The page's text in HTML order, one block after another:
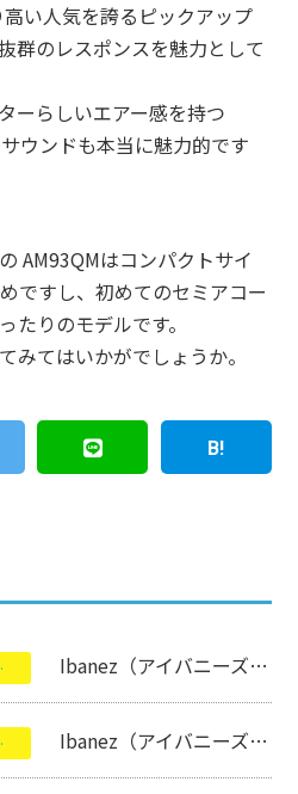
い人気を誇るピックアップ
群のレスポンスを魅力として
ーらしいエアー感を持つ
ウンドも本当に魅力的です
AM93QMはコンパクトサイ
ですし、初めてのセミアコー
たりのモデルです。
みてはいかがでしょうか。
ズ) Ibanez（アイバニーズ）のSR5500-MHFについて【エレキギター】
ズ) Ibanez（アイバニーズ）の AM93QMについて【セミアコースティックギター】